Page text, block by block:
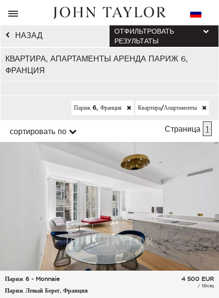
НАЗАД
КВАРТИРА, АПАРТАМЕНТЫ АРЕНДА ПАРИЖ 6,
ФРАНЦИЯ
ОТФИЛЬТРОВАТЬ
РЕЗУЛЬТАТЫ
Париж 6, Франция Квартира/апартаменты
сортировать по Страница 1
Париж 6 - Monnaie
Париж Левый Берег, Франция
4 500 EUR
/ Месяц